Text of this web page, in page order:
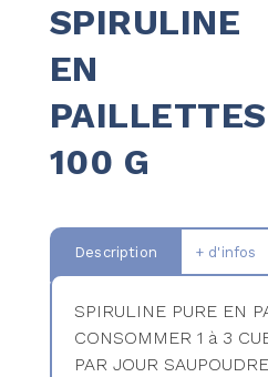
SPIRULINE
EN
PAILLETTES
100 G
Description + d'infos
SPIRULINE PURE EN
CONSOMMER 1 à 3
PAR JOUR